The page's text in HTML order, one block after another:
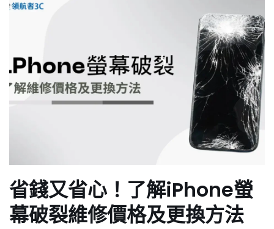
省錢又省心！了解iPhone螢
幕破裂維修價格及更換方法